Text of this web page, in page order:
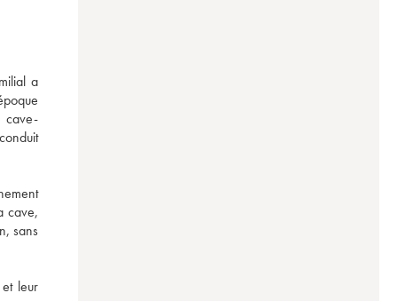
a
cave-
cave,
sans
leur